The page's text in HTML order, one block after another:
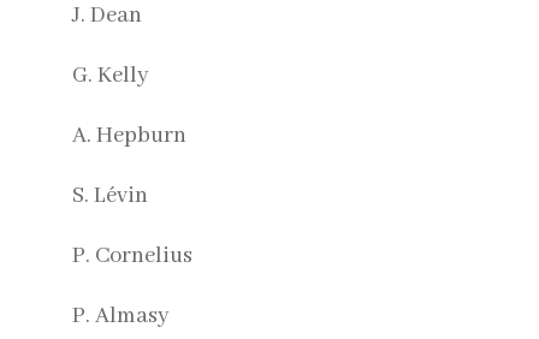
J. Dean
G. Kelly
A. Hepburn
S. Lévin
P. Cornelius
P. Almasy